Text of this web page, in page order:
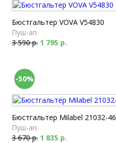
Бюстгальтер VOVA V54830
Пуш-ап
3 590 р. 1 795 р.
-50%
Бюстгальтер Milabel 21032-46
Пуш-ап
3 670 р. 1 835 р.